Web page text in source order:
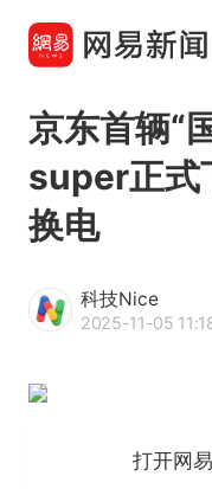
京东首辆“
super正式
换电
科技Nice
2025-11-05
打开网